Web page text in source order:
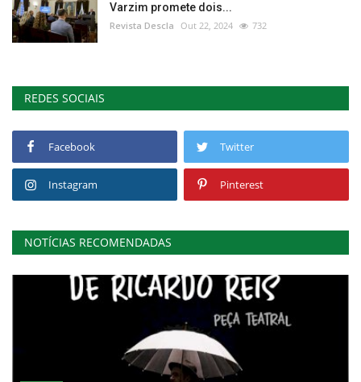
Varzim promete dois...
Revista Descla Out 22, 2024 732
REDES SOCIAIS
Facebook Twitter
Instagram Pinterest
NOTÍCIAS RECOMENDADAS